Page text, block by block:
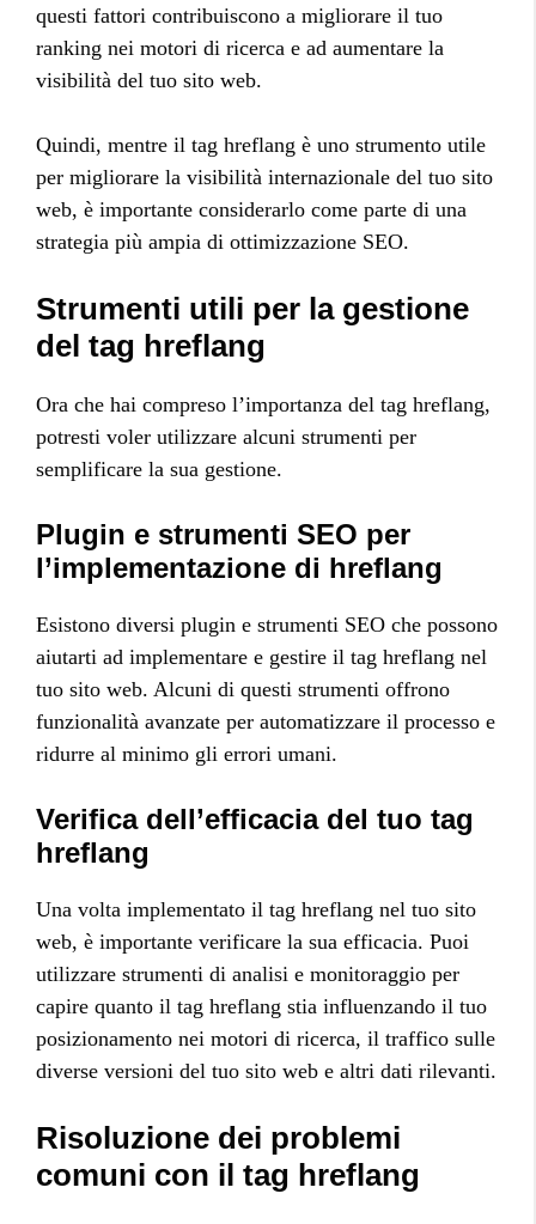
questi fattori contribuiscono a migliorare il tuo
ranking nei motori di ricerca e ad aumentare la
visibilità del tuo sito web.
Quindi, mentre il tag hreflang è uno strumento utile
per migliorare la visibilità internazionale del tuo sito
web, è importante considerarlo come parte di una
strategia più ampia di ottimizzazione SEO.
Strumenti utili per la gestione
del tag hreflang
Ora che hai compreso l’importanza del tag hreflang,
potresti voler utilizzare alcuni strumenti per
semplificare la sua gestione.
Plugin e strumenti SEO per
l’implementazione di hreflang
Esistono diversi plugin e strumenti SEO che possono
aiutarti ad implementare e gestire il tag hreflang nel
tuo sito web. Alcuni di questi strumenti offrono
funzionalità avanzate per automatizzare il processo e
ridurre al minimo gli errori umani.
Verifica dell’efficacia del tuo tag
hreflang
Una volta implementato il tag hreflang nel tuo sito
web, è importante verificare la sua efficacia. Puoi
utilizzare strumenti di analisi e monitoraggio per
capire quanto il tag hreflang stia influenzando il tuo
posizionamento nei motori di ricerca, il traffico sulle
diverse versioni del tuo sito web e altri dati rilevanti.
Risoluzione dei problemi
comuni con il tag hreflang